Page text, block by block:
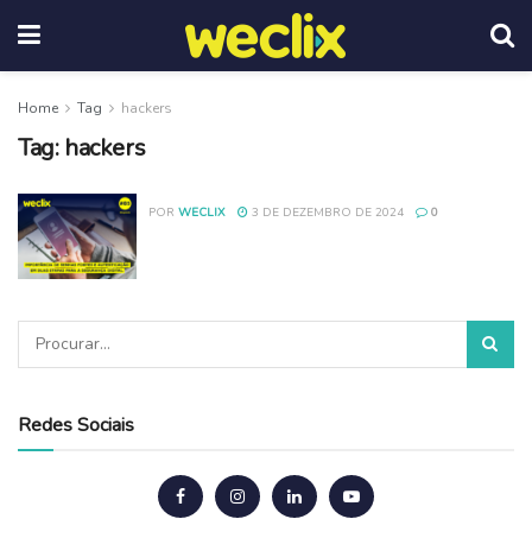
Home Tag hackers
Tag: hackers
POR WECLIX 3 DE DEZEMBRO DE 2024 0
Redes Sociais